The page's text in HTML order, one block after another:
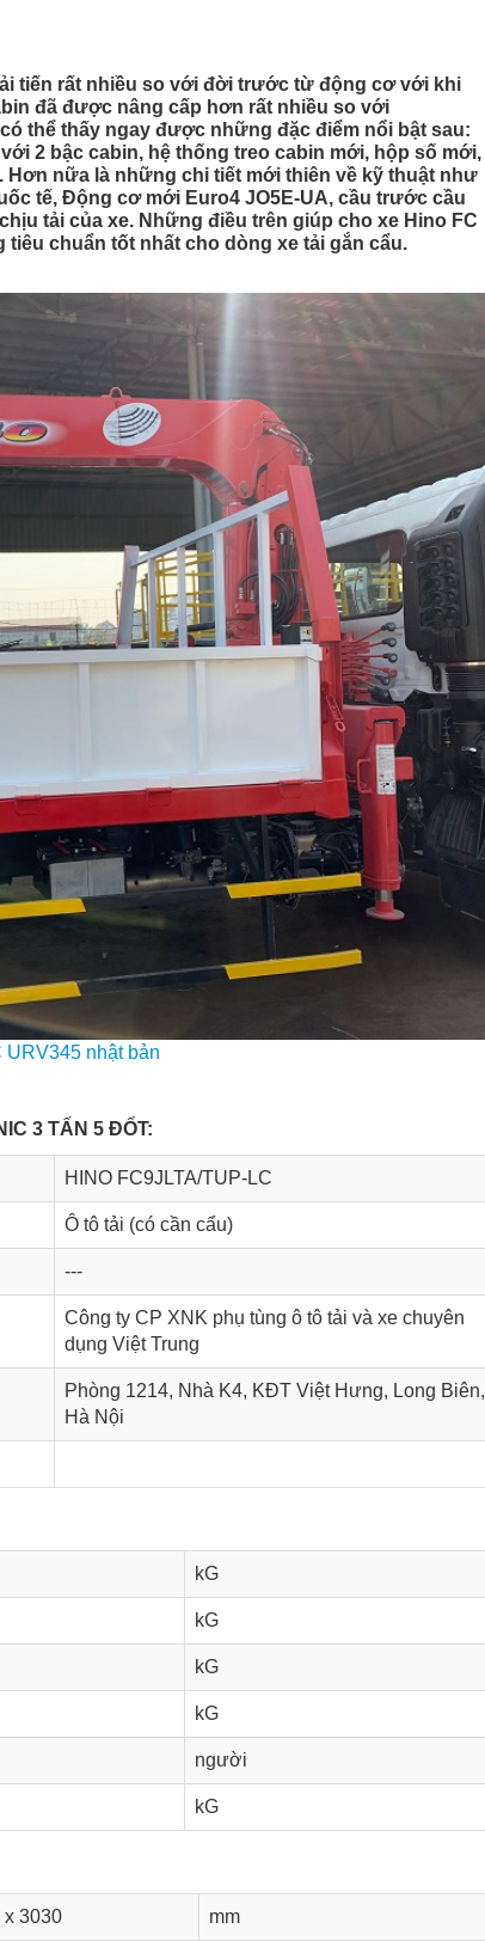
tiến rất nhiều so với đời trước từ động cơ với khi
đã được nâng cấp hơn rất nhiều so với
thể thấy ngay được những đặc điểm nổi bật sau:
2 bậc cabin, hệ thống treo cabin mới, hộp số mới,
nữa là những chi tiết mới thiên về kỹ thuật như
tế, Động cơ mới Euro4 JO5E-UA, cầu trước cầu
tải của xe. Những điều trên giúp cho xe Hino FC
chuẩn tốt nhất cho dòng xe tải gắn cẩu.
nhật bản
3 TẤN 5 ĐỐT:
HINO FC9JLTA/TUP-LC
Ô tô tải (có cần cẩu)
---
Công ty CP XNK phụ tùng ô tô tải và xe chuyên
dụng Việt Trung
Phòng 1214, Nhà K4, KĐT Việt Hưng, Long Biên,
Hà Nội
kG
kG
kG
kG
người
kG
x 3030 mm